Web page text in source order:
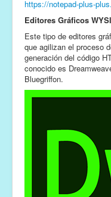
https://notepad-plus-
Editores Gráficos
Este tipo de editores
que agilizan el proceso
generación del código
conocido es
Bluegriffon.